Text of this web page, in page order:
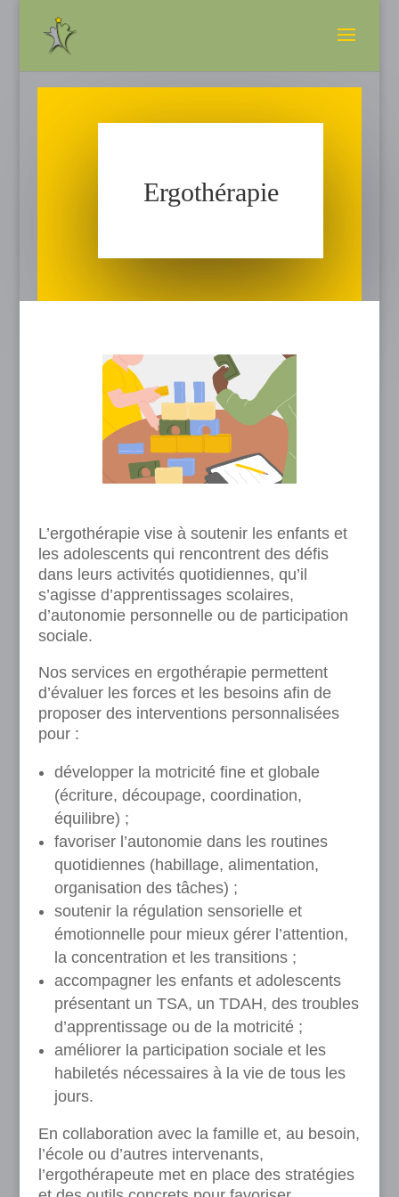
Ergothérapie
L’ergothérapie vise à soutenir les enfants et
les adolescents qui rencontrent des défis
dans leurs activités quotidiennes, qu’il
s’agisse d’apprentissages scolaires,
d’autonomie personnelle ou de participation
sociale.
Nos services en ergothérapie permettent
d’évaluer les forces et les besoins afin de
proposer des interventions personnalisées
pour :
développer la motricité fine et globale
(écriture, découpage, coordination,
équilibre) ;
favoriser l’autonomie dans les routines
quotidiennes (habillage, alimentation,
organisation des tâches) ;
soutenir la régulation sensorielle et
émotionnelle pour mieux gérer l’attention,
la concentration et les transitions ;
accompagner les enfants et adolescents
présentant un TSA, un TDAH, des troubles
d’apprentissage ou de la motricité ;
améliorer la participation sociale et les
habiletés nécessaires à la vie de tous les
jours.
En collaboration avec la famille et, au besoin,
l’école ou d’autres intervenants,
l’ergothérapeute met en place des stratégies